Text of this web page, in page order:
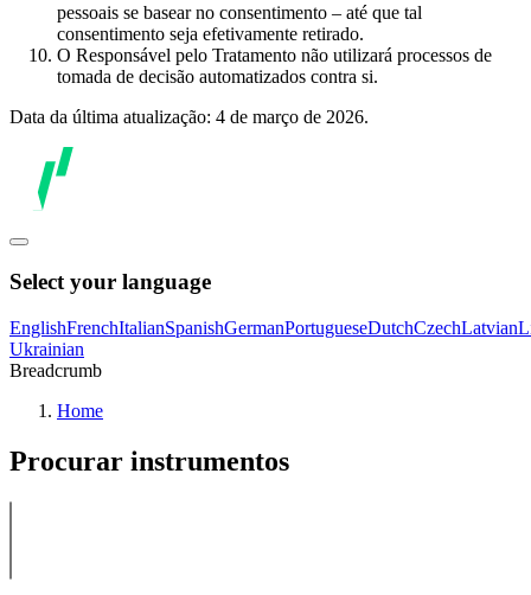
pessoais se basear no consentimento – até que tal
consentimento seja efetivamente retirado.
O Responsável pelo Tratamento não utilizará processos de
tomada de decisão automatizados contra si.
Data da última atualização: 4 de março de 2026.
Select your language
EnglishFrenchItalianSpanishGermanPortugueseDutchCzechLatvian
Ukrainian
Breadcrumb
Home
Procurar instrumentos